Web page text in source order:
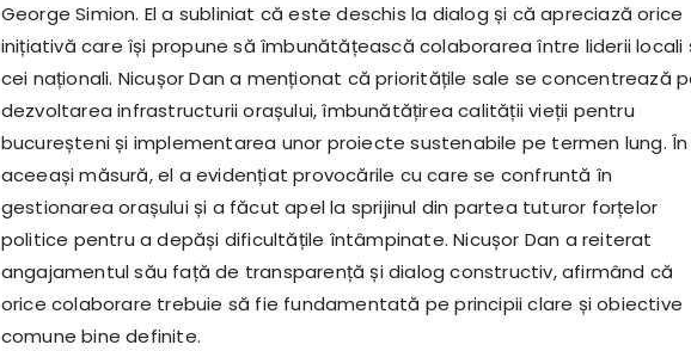
George Simion. El a subliniat că este deschis la dialog și că apreciază orice
inițiativă care își propune să îmbunătățească colaborarea între liderii locali
cei naționali. Nicușor Dan a menționat că prioritățile sale se concentrează
dezvoltarea infrastructurii orașului, îmbunătățirea calității vieții pentru
bucureșteni și implementarea unor proiecte sustenabile pe termen lung. În
aceeași măsură, el a evidențiat provocările cu care se confruntă în
gestionarea orașului și a făcut apel la sprijinul din partea tuturor forțelor
politice pentru a depăși dificultățile întâmpinate. Nicușor Dan a reiterat
angajamentul său față de transparență și dialog constructiv, afirmând că
orice colaborare trebuie să fie fundamentată pe principii clare și obiective
comune bine definite.